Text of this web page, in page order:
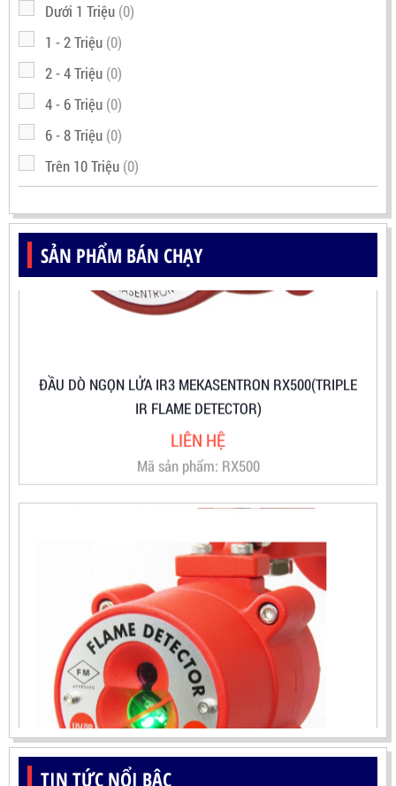
Dưới 1 Triệu (0)
1 - 2 Triệu (0)
2 - 4 Triệu (0)
4 - 6 Triệu (0)
6 - 8 Triệu (0)
Trên 10 Triệu (0)
SẢN PHẨM BÁN CHẠY
ĐẦU DÒ NGỌN LỬA IR3 MEKASENTRON RX500(TRIPLE
Mã sản phẩm: RX500
TIN TỨC NỔI BẬC